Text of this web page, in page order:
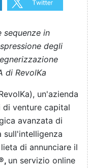
in
degli
di RevolKa
un'azienda
venture capital
avanzata di
sull'intelligenza
di annunciare il
un servizio online